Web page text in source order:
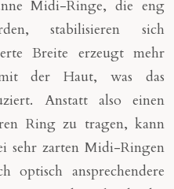
Midi-Ringe, die eng
stabilisieren sich
Breite erzeugt mehr
der Haut, was das
Anstatt also einen
Ring zu tragen, kann
sehr zarten Midi-Ringen
optisch ansprechendere